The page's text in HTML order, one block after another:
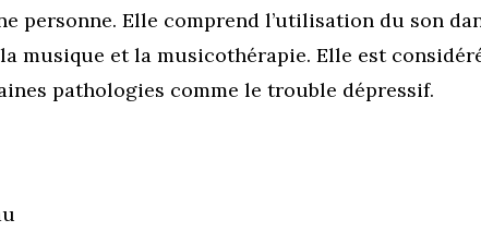
personne. Elle comprend l’utilisation du son
musique et la musicothérapie. Elle est
pathologies comme le trouble dépressif.